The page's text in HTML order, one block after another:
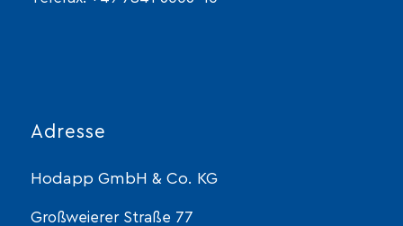
Adresse
Hodapp GmbH & Co. KG
Großweierer Straße 77